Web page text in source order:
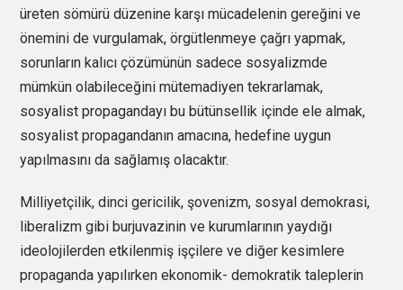
üreten sömürü düzenine karşı mücadelenin gereğini ve
önemini de vurgulamak, örgütlenmeye çağrı yapmak,
sorunların kalıcı çözümünün sadece sosyalizmde
mümkün olabileceğini mütemadiyen tekrarlamak,
sosyalist propagandayı bu bütünsellik içinde ele almak,
sosyalist propagandanın amacına, hedefine uygun
yapılmasını da sağlamış olacaktır.
Milliyetçilik, dinci gericilik, şovenizm, sosyal demokrasi,
liberalizm gibi burjuvazinin ve kurumlarının yaydığı
ideolojilerden etkilenmiş işçilere ve diğer kesimlere
propaganda yapılırken ekonomik- demokratik taleplerin